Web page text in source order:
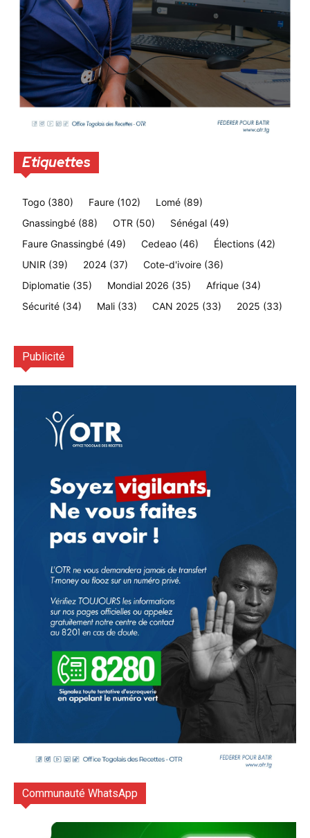
Etiquettes
Togo (380) Faure (102) Lomé (89)
Gnassingbé (88) OTR (50) Sénégal (49)
Faure Gnassingbé (49) Cedeao (46) Élections (42)
UNIR (39) 2024 (37) Cote-d'ivoire (36)
Diplomatie (35) Mondial 2026 (35) Afrique (34)
Sécurité (34) Mali (33) CAN 2025 (33) 2025 (33)
Publicité
Communauté WhatsApp